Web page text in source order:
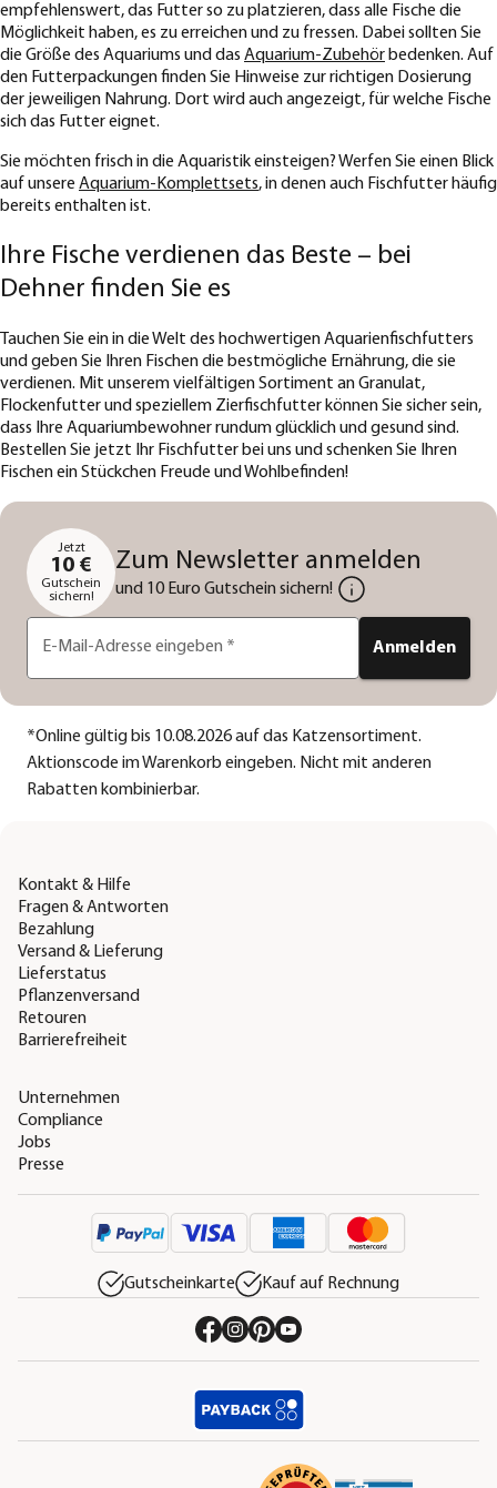
empfehlenswert, das Futter so zu platzieren, dass alle Fische die
Möglichkeit haben, es zu erreichen und zu fressen. Dabei sollten Sie
die Größe des Aquariums und das Aquarium-Zubehör bedenken. Auf
den Futterpackungen finden Sie Hinweise zur richtigen Dosierung
der jeweiligen Nahrung. Dort wird auch angezeigt, für welche Fische
sich das Futter eignet.
Sie möchten frisch in die Aquaristik einsteigen? Werfen Sie einen Blick
auf unsere Aquarium-Komplettsets, in denen auch Fischfutter häufig
bereits enthalten ist.
Ihre Fische verdienen das Beste – bei
Dehner finden Sie es
Tauchen Sie ein in die Welt des hochwertigen Aquarienfischfutters
und geben Sie Ihren Fischen die bestmögliche Ernährung, die sie
verdienen. Mit unserem vielfältigen Sortiment an Granulat,
Flockenfutter und speziellem Zierfischfutter können Sie sicher sein,
dass Ihre Aquariumbewohner rundum glücklich und gesund sind.
Bestellen Sie jetzt Ihr Fischfutter bei uns und schenken Sie Ihren
Fischen ein Stückchen Freude und Wohlbefinden!
Jetzt
10 €
Gutschein
sichern!
Zum Newsletter anmelden
und 10 Euro Gutschein sichern!
E-Mail-Adresse eingeben * Anmelden
*Online gültig bis 10.08.2026 auf das Katzensortiment.
Aktionscode im Warenkorb eingeben. Nicht mit anderen
Rabatten kombinierbar.
Kontakt & Hilfe
Fragen & Antworten
Bezahlung
Versand & Lieferung
Lieferstatus
Pflanzenversand
Retouren
Barrierefreiheit
Unternehmen
Compliance
Jobs
Presse
Gutscheinkarte Kauf auf Rechnung